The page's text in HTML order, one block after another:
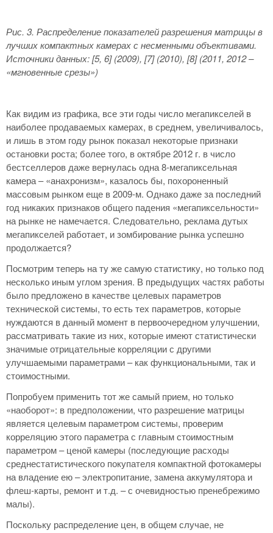
Рис. 3. Распределение показателей разрешения матрицы в
лучших компактных камерах с несменными объективами.
Источники данных: [5, 6] (2009), [7] (2010), [8] (2011, 2012 –
«мгновенные срезы»)
Как видим из графика, все эти годы число мегапикселей в
наиболее продаваемых камерах, в среднем, увеличивалось,
и лишь в этом году рынок показал некоторые признаки
остановки роста; более того, в октябре 2012 г. в число
бестселлеров даже вернулась одна 8-мегапиксельная
камера – «анахронизм», казалось бы, похороненный
массовым рынком еще в 2009-м. Однако даже за последний
год никаких признаков общего падения «мегапиксельности»
на рынке не намечается. Следовательно, реклама дутых
мегапикселей работает, и зомбирование рынка успешно
продолжается?
Посмотрим теперь на ту же самую статистику, но только под
несколько иным углом зрения. В предыдущих частях работы
было предложено в качестве целевых параметров
технической системы, то есть тех параметров, которые
нуждаются в данный момент в первоочередном улучшении,
рассматривать такие из них, которые имеют статистически
значимые отрицательные корреляции с другими
улучшаемыми параметрами – как функциональными, так и
стоимостными.
Попробуем применить тот же самый прием, но только
«наоборот»: в предположении, что разрешение матрицы
является целевым параметром системы, проверим
корреляцию этого параметра с главным стоимостным
параметром – ценой камеры (последующие расходы
среднестатистического покупателя компактной фотокамеры
на владение ею – электропитание, замена аккумулятора и
флеш-карты, ремонт и т.д. – с очевидностью пренебрежимо
малы).
Поскольку распределение цен, в общем случае, не